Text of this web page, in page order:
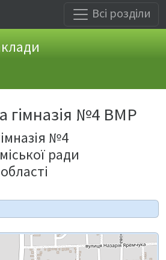
Всі розділи
гімназія №4 ВМР
№4
ради